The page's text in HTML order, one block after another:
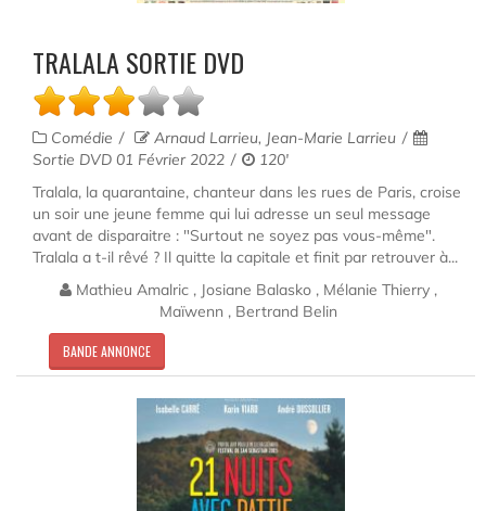
TRALALA SORTIE DVD
Comédie
Arnaud Larrieu, Jean-Marie Larrieu
Sortie DVD 01 Février 2022
120'
Tralala, la quarantaine, chanteur dans les rues de Paris, croise
un soir une jeune femme qui lui adresse un seul message
avant de disparaitre : "Surtout ne soyez pas vous-même".
Tralala a t-il rêvé ? Il quitte la capitale et finit par retrouver à...
Mathieu Amalric , Josiane Balasko , Mélanie Thierry ,
Maïwenn , Bertrand Belin
BANDE ANNONCE